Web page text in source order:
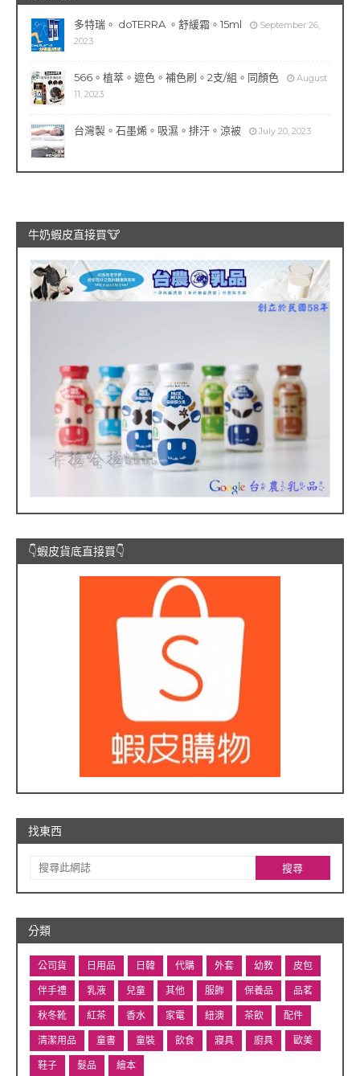
多特瑞。 doTERRA 。舒緩霜。15ml
September 26,
2023
566。植萃。遮色。補色刷。2支/組。同顏色
August
11, 2023
台灣製。石墨烯。吸濕。排汗。涼被 July 20, 2023
牛奶蝦皮直接買🐮
👇蝦皮貨底直接買👇
找東西
分類
公司貨 日用品 日韓 代購 外套 幼教 皮包
伴手禮 乳液 兒童 其他 服飾 保養品 品茗
秋冬靴 紅茶 香水 家電 紐澳 茶飲 配件
清潔用品 童書 童裝 飲食 寢具 廚具 歐美
鞋子 髮品 繪本